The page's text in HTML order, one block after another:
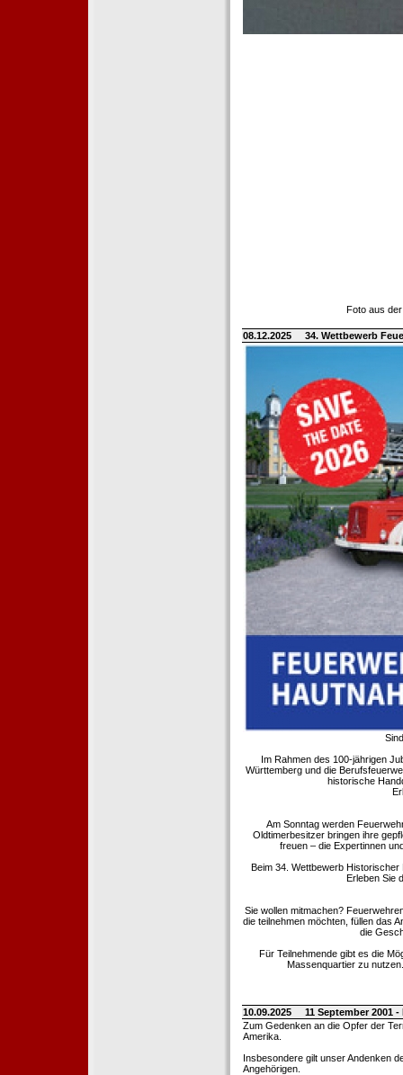
Foto aus
08.12.2025 34. Wettbewerb
Im Rahmen des 100-jährigen
Württemberg und die
historische
Am Sonntag werden
Oldtimerbesitzer bringen ihre
freuen – die Expertinnen
Beim 34. Wettbewerb
Erleben Sie
Sie wollen mitmachen?
die teilnehmen möchten, füllen das
die
Für Teilnehmende gibt es die
Massenquartier zu
10.09.2025
11 September 2001
Zum Gedenken an die Opfer der
Amerika.
Insbesondere gilt unser Andenken
Angehörigen.